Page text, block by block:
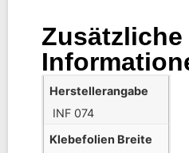
Zusätzliche
Herstellerangabe
INF 074
Klebefolien Breite